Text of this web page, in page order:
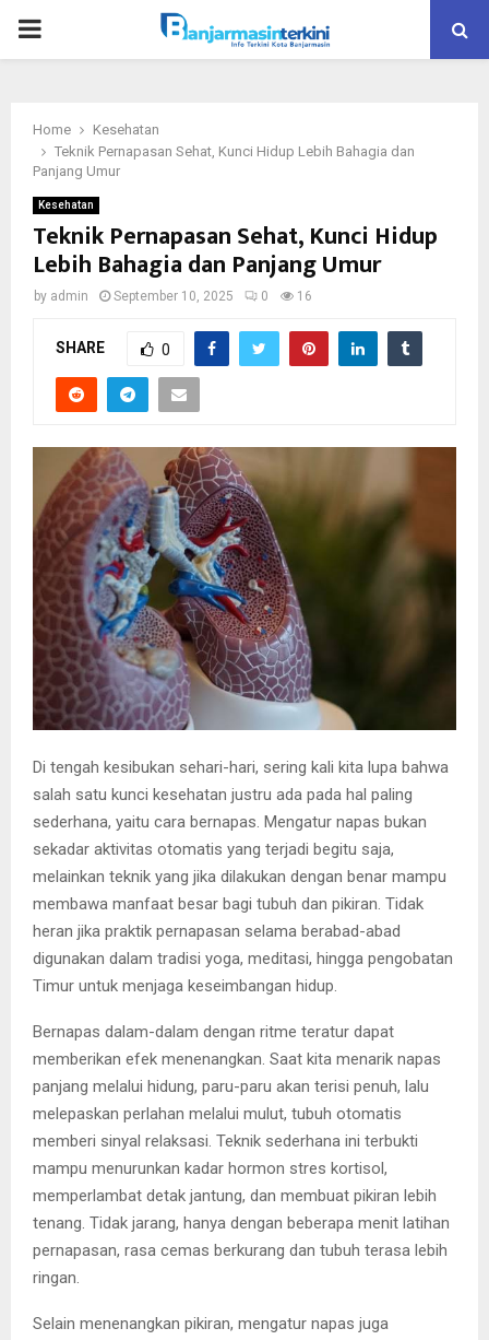
P
M
M
N
U
Home
Kesehatan
Teknik Pernapasan Sehat, Kunci Hidup Lebih Bahagia dan
Panjang Umur
Kesehatan
Teknik Pernapasan Sehat, Kunci Hidup
Lebih Bahagia dan Panjang Umur
by admin September 10, 2025 0 16
SHARE 0
Di tengah kesibukan sehari-hari, sering kali kita lupa bahwa
salah satu kunci kesehatan justru ada pada hal paling
sederhana, yaitu cara bernapas. Mengatur napas bukan
sekadar aktivitas otomatis yang terjadi begitu saja,
melainkan teknik yang jika dilakukan dengan benar mampu
membawa manfaat besar bagi tubuh dan pikiran. Tidak
heran jika praktik pernapasan selama berabad-abad
digunakan dalam tradisi yoga, meditasi, hingga pengobatan
Timur untuk menjaga keseimbangan hidup.
Bernapas dalam-dalam dengan ritme teratur dapat
memberikan efek menenangkan. Saat kita menarik napas
panjang melalui hidung, paru-paru akan terisi penuh, lalu
melepaskan perlahan melalui mulut, tubuh otomatis
memberi sinyal relaksasi. Teknik sederhana ini terbukti
mampu menurunkan kadar hormon stres kortisol,
memperlambat detak jantung, dan membuat pikiran lebih
tenang. Tidak jarang, hanya dengan beberapa menit latihan
pernapasan, rasa cemas berkurang dan tubuh terasa lebih
ringan.
Selain menenangkan pikiran, mengatur napas juga